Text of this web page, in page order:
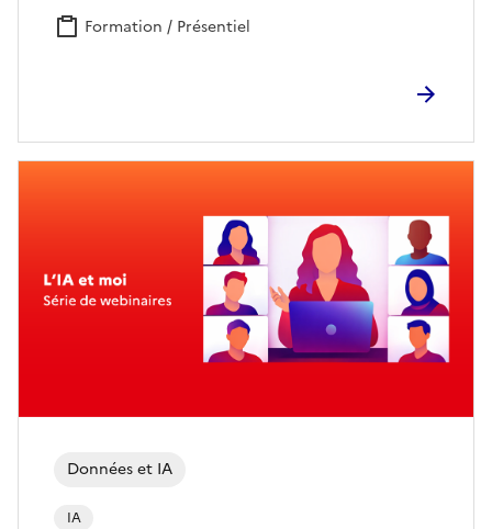
Formation / Présentiel
Données et IA
IA